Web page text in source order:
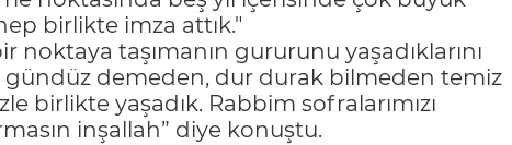
birlikte imza attık."
taşımanın gururunu yaşadıklarını
gündüz demeden, dur durak bilmeden temiz
birlikte yaşadık. Rabbim sofralarımızı
inşallah” diye konuştu.